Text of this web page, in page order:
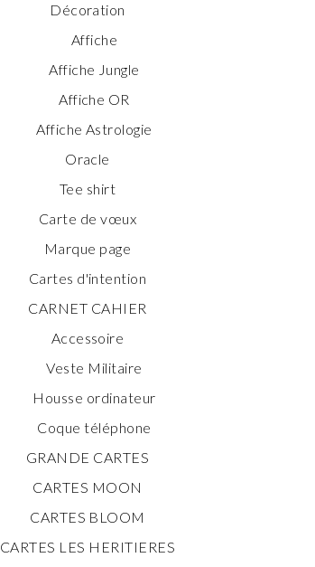
Décoration
Affiche
Affiche Jungle
Affiche OR
Affiche Astrologie
Oracle
Tee shirt
Carte de vœux
Marque page
Cartes d'intention
CARNET CAHIER
Accessoire
Veste Militaire
Housse ordinateur
Coque téléphone
GRANDE CARTES
CARTES MOON
CARTES BLOOM
CARTES LES HERITIERES